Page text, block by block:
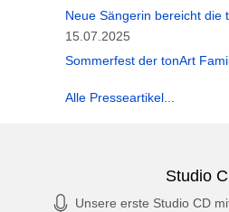
Neue Sängerin bereicht die
15.07.2025
Sommerfest der tonArt
Alle Presseartikel...
Studio
Unsere erste Studio CD